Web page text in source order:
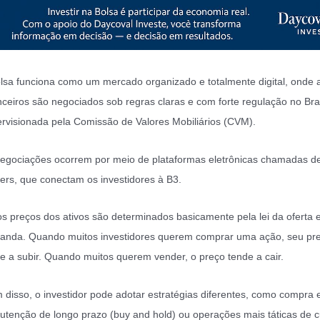
funciona como um mercado organizado e totalmente digital, onde
são negociados sob regras claras e com forte regulação no
pela Comissão de Valores Mobiliários (CVM).
ocorrem por meio de plataformas eletrônicas chamadas
que conectam os investidores à B3.
preços dos ativos são determinados basicamente pela lei da oferta
Quando muitos investidores querem comprar uma ação, seu
a subir. Quando muitos querem vender, o preço tende a cair.
disso, o investidor pode adotar estratégias diferentes, como compra
de longo prazo (buy and hold) ou operações mais táticas de